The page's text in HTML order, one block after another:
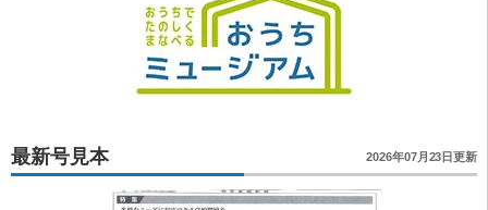
最新号見本 2026年07月23日更新